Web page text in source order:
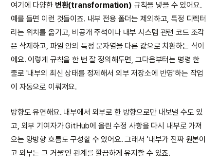
여기에 다양한 변환(transformation) 규칙을 넣을 수 있어요.
예를 들면 이런 것들이죠. 내부 전용 폴더는 제외하고, 특정 디렉터
리는 위치를 옮기고, 비공개 주석이나 내부 시스템 관련 코드 조각
은 삭제하고, 파일 안의 특정 문자열을 다른 값으로 치환하는 식이
에요. 이렇게 규칙을 한 번 잘 정의해두면, 그다음부터는 명령 한
줄로 '내부의 최신 상태를 정제해서 외부 저장소에 반영'하는 작업
이 자동으로 이뤄져요.
방향도 유연해요. 내부에서 외부로 한 방향으로만 내보낼 수도 있
고, 외부 기여자가 GitHub에 올린 수정 사항을 다시 내부로 가져
오는 양방향 흐름도 구성할 수 있어요. 그래서 '내부가 진짜 원본이
고 외부는 그 거울'인 관계를 깔끔하게 유지할 수 있죠.